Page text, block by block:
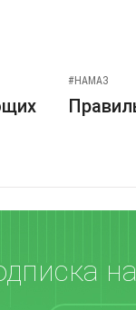
#НАМАЗ